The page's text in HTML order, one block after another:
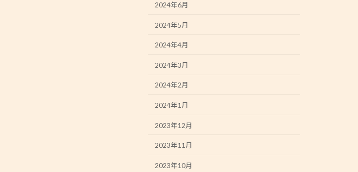
2024年6月
2024年5月
2024年4月
2024年3月
2024年2月
2024年1月
2023年12月
2023年11月
2023年10月